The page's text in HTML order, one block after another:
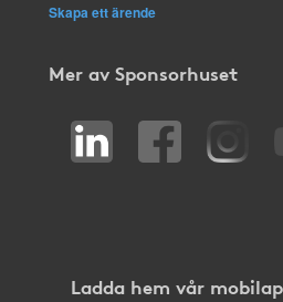
Skapa ett ärende
Mer av Sponsorhuset
Ladda hem vår